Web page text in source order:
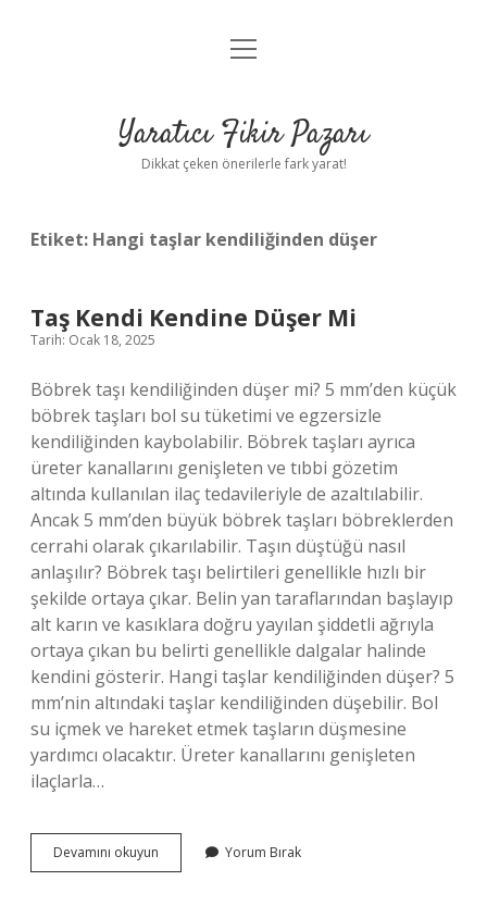
Anasayfa
Yasal Uyarı
menüyü
Yaratıcı Fikir Pazarı
Dikkat çeken önerilerle fark yarat!
Etiket: Hangi taşlar kendiliğinden düşer
Taş Kendi Kendine Düşer Mi
Tarih: Ocak 18, 2025
Böbrek taşı kendiliğinden düşer mi? 5 mm’den küçük
böbrek taşları bol su tüketimi ve egzersizle
kendiliğinden kaybolabilir. Böbrek taşları ayrıca
üreter kanallarını genişleten ve tıbbi gözetim
altında kullanılan ilaç tedavileriyle de azaltılabilir.
Ancak 5 mm’den büyük böbrek taşları böbreklerden
cerrahi olarak çıkarılabilir. Taşın düştüğü nasıl
anlaşılır? Böbrek taşı belirtileri genellikle hızlı bir
şekilde ortaya çıkar. Belin yan taraflarından başlayıp
alt karın ve kasıklara doğru yayılan şiddetli ağrıyla
ortaya çıkan bu belirti genellikle dalgalar halinde
kendini gösterir. Hangi taşlar kendiliğinden düşer? 5
mm’nin altındaki taşlar kendiliğinden düşebilir. Bol
su içmek ve hareket etmek taşların düşmesine
yardımcı olacaktır. Üreter kanallarını genişleten
ilaçlarla…
Devamını okuyun
Kendi
Yorum Bırak